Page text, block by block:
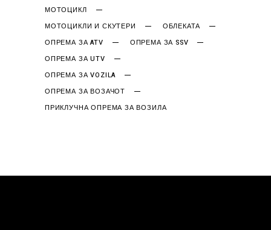
МОТОЦИКЛ
МОТОЦИКЛИ И СКУТЕРИ
ОБЛЕКАТА
ОПРЕМА ЗА ATV
ОПРЕМА ЗА SSV
ОПРЕМА ЗА UTV
ОПРЕМА ЗА VOZILA
ОПРЕМА ЗА ВОЗАЧОТ
ПРИКЛУЧНА ОПРЕМА ЗА ВОЗИЛА